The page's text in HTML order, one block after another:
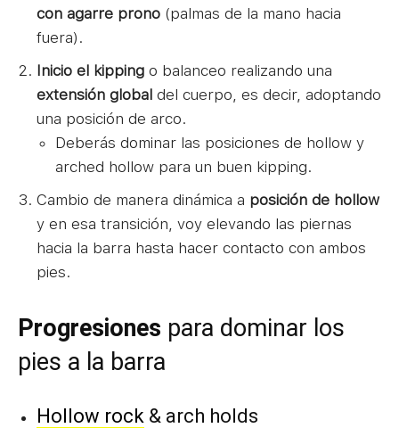
con agarre prono (palmas de la mano hacia
fuera).
Inicio el kipping o balanceo realizando una
extensión global del cuerpo, es decir, adoptando
una posición de arco.
Deberás dominar las posiciones de hollow y
arched hollow para un buen kipping.
Cambio de manera dinámica a posición de hollow
y en esa transición, voy elevando las piernas
hacia la barra hasta hacer contacto con ambos
pies.
Progresiones para dominar los
pies a la barra
Hollow rock & arch holds